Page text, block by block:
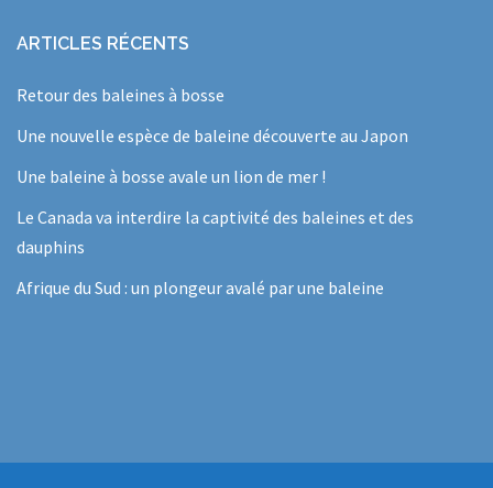
ARTICLES RÉCENTS
Retour des baleines à bosse
Une nouvelle espèce de baleine découverte au Japon
Une baleine à bosse avale un lion de mer !
Le Canada va interdire la captivité des baleines et des
dauphins
Afrique du Sud : un plongeur avalé par une baleine